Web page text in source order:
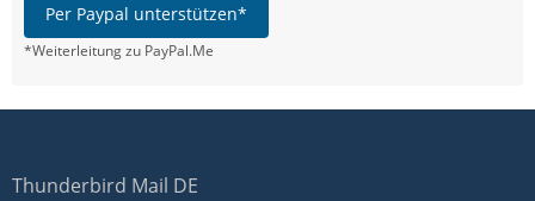
Per Paypal unterstützen*
*Weiterleitung zu PayPal.Me
Thunderbird Mail DE